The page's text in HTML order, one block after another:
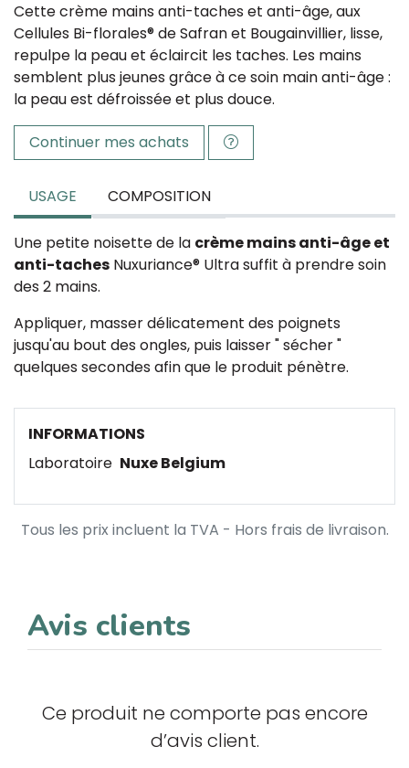
Cette crème mains anti-taches et anti-âge, aux
Cellules Bi-florales® de Safran et Bougainvillier, lisse,
repulpe la peau et éclaircit les taches. Les mains
semblent plus jeunes grâce à ce soin main anti-âge :
la peau est défroissée et plus douce.
Continuer mes achats
USAGE COMPOSITION
Une petite noisette de la crème mains anti-âge et
anti-taches Nuxuriance® Ultra suffit à prendre soin
des 2 mains.
Appliquer, masser délicatement des poignets
jusqu'au bout des ongles, puis laisser " sécher "
quelques secondes afin que le produit pénètre.
INFORMATIONS
Laboratoire Nuxe Belgium
Tous les prix incluent la TVA - Hors frais de livraison.
Avis clients
Ce produit ne comporte pas encore
d’avis client.